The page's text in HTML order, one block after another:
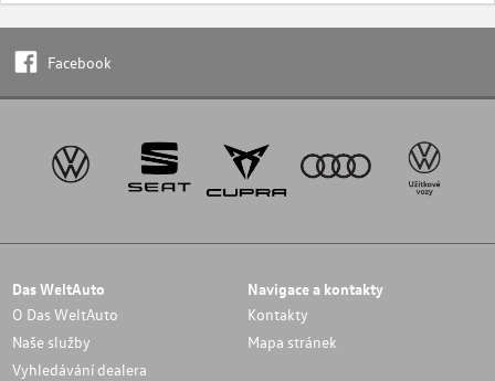
Facebook
Das WeltAuto
O Das WeltAuto
Naše služby
Vyhledávání dealera
Navigace a kontakty
Kontakty
Mapa stránek